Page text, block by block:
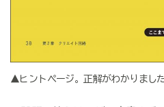
▲ヒントページ。正解がわかりまし